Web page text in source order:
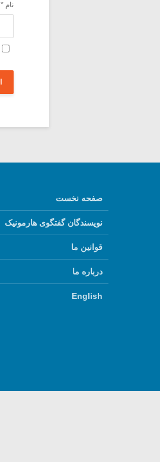
نام *
صفحه نخست
نویسندگان گفتگوی هارمونیک
قوانین ما
درباره ما
English